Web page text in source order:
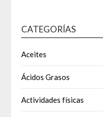
CATEGORÍAS
Aceites
Ácidos Grasos
Actividades físicas